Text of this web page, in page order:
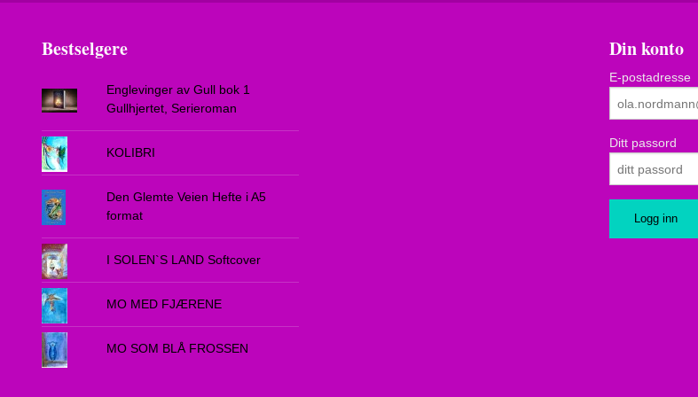
Bestselgere
Englevinger av Gull bok 1
Gullhjertet, Serieroman
KOLIBRI
Den Glemte Veien Hefte i A5
format
I SOLEN`S LAND Softcover
MO MED FJÆRENE
MO SOM BLÅ FROSSEN
Din konto
E-postadresse
Ditt passord